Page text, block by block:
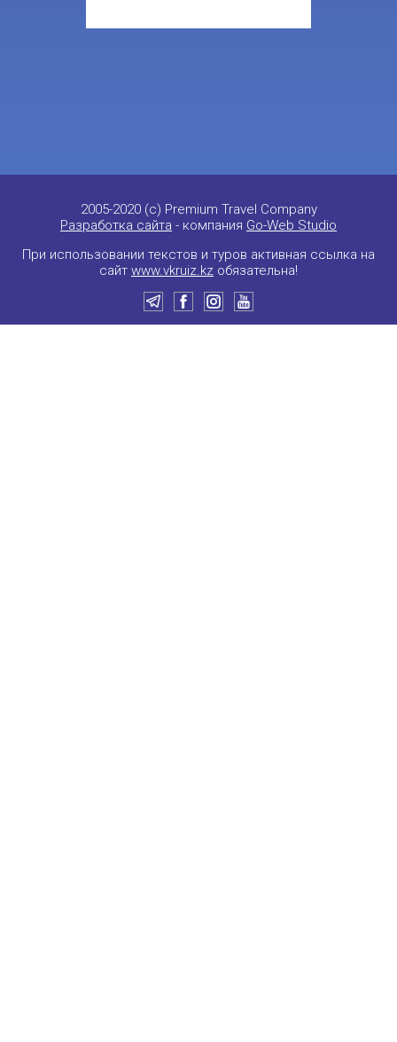
2005-2020 (c) Premium Travel Company
Разработка сайта - компания Go-Web Studio
При использовании текстов и туров активная ссылка на
сайт www.vkruiz.kz обязательна!